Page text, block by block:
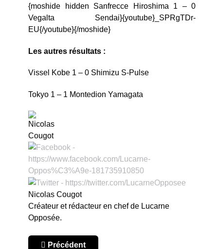
{moshide hidden Sanfrecce Hiroshima 1 – 0
Vegalta Sendai}{youtube}_SPRgTDr-
EU{/youtube}{/moshide}
Les autres résultats :
Vissel Kobe 1 – 0 Shimizu S-Pulse
Tokyo 1 – 1 Montedion Yamagata
Nicolas Cougot
Créateur et rédacteur en chef de Lucarne
Opposée.
Article précédent : Japon : le bilan
Précédent